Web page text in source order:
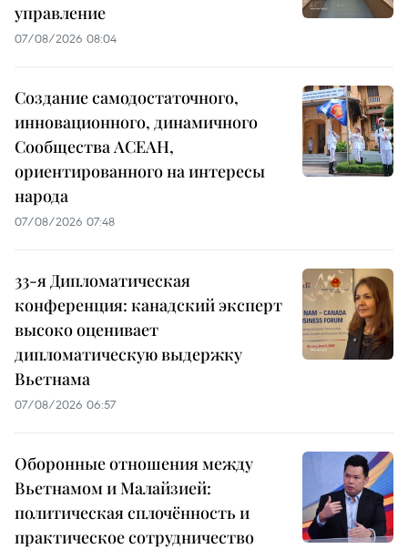
управление
07/08/2026 08:04
Создание самодостаточного,
инновационного, динамичного
Сообщества АСЕАН,
ориентированного на интересы
народа
07/08/2026 07:48
33-я Дипломатическая
конференция: канадский эксперт
высоко оценивает
дипломатическую выдержку
Вьетнама
07/08/2026 06:57
Оборонные отношения между
Вьетнамом и Малайзией:
политическая сплочённость и
практическое сотрудничество